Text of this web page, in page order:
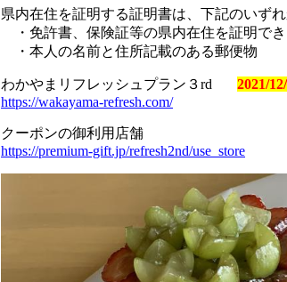
県内在住を証明する証明書は、下記のいずれ
・免許書、保険証等の県内在住を証明で
・本人の名前と住所記載のある郵便物
わかやまリフレッシュプラン３rd 2021/
https://wakayama-refresh.com/
クーポンの御利用店舗
https://premium-gift.jp/refresh2nd/use_store